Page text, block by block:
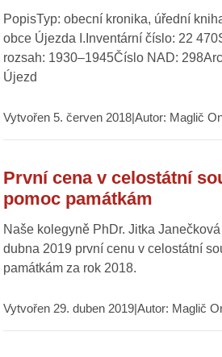
PopisTyp: obecní kronika, úřední
obce Újezda I.Inventární číslo: 22
rozsah: 1930–1945Číslo NAD:
Újezd
Vytvořen 5. červen 2018|Autor: Maglič
První cena v celostátní
pomoc památkám
Naše kolegyně PhDr. Jitka
dubna 2019 první cenu v celostátní
památkám za rok 2018.
Vytvořen 29. duben 2019|Autor: Maglič